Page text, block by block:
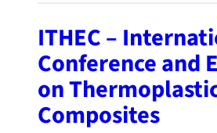
ITHEC –
Conference and
on
Composites